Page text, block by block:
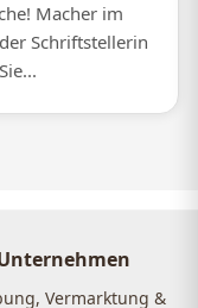
Macher im
Schriftstellerin
Vermarktung &